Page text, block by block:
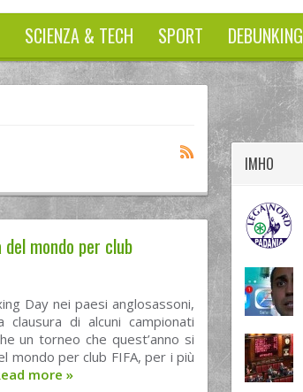
SCIENZA & TECH SPORT DEBUNKING
mondo per club
Day nei paesi anglosassoni,
di alcuni campionati
un torneo che quest’anno si
mondo per club FIFA, per i più
more »
IMHO